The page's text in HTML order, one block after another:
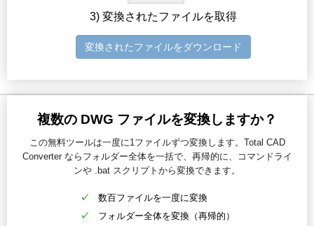
3) 変換されたファイルを取得
変換されたファイルをダウンロード
複数の DWG ファイルを変換しますか？
この無料ツールは一度に1ファイルずつ変換します。Total CAD
Converter ならフォルダー全体を一括で、再帰的に、コマンドライ
ンや .bat スクリプトから変換できます。
数百ファイルを一度に変換
フォルダー全体を変換（再帰的）